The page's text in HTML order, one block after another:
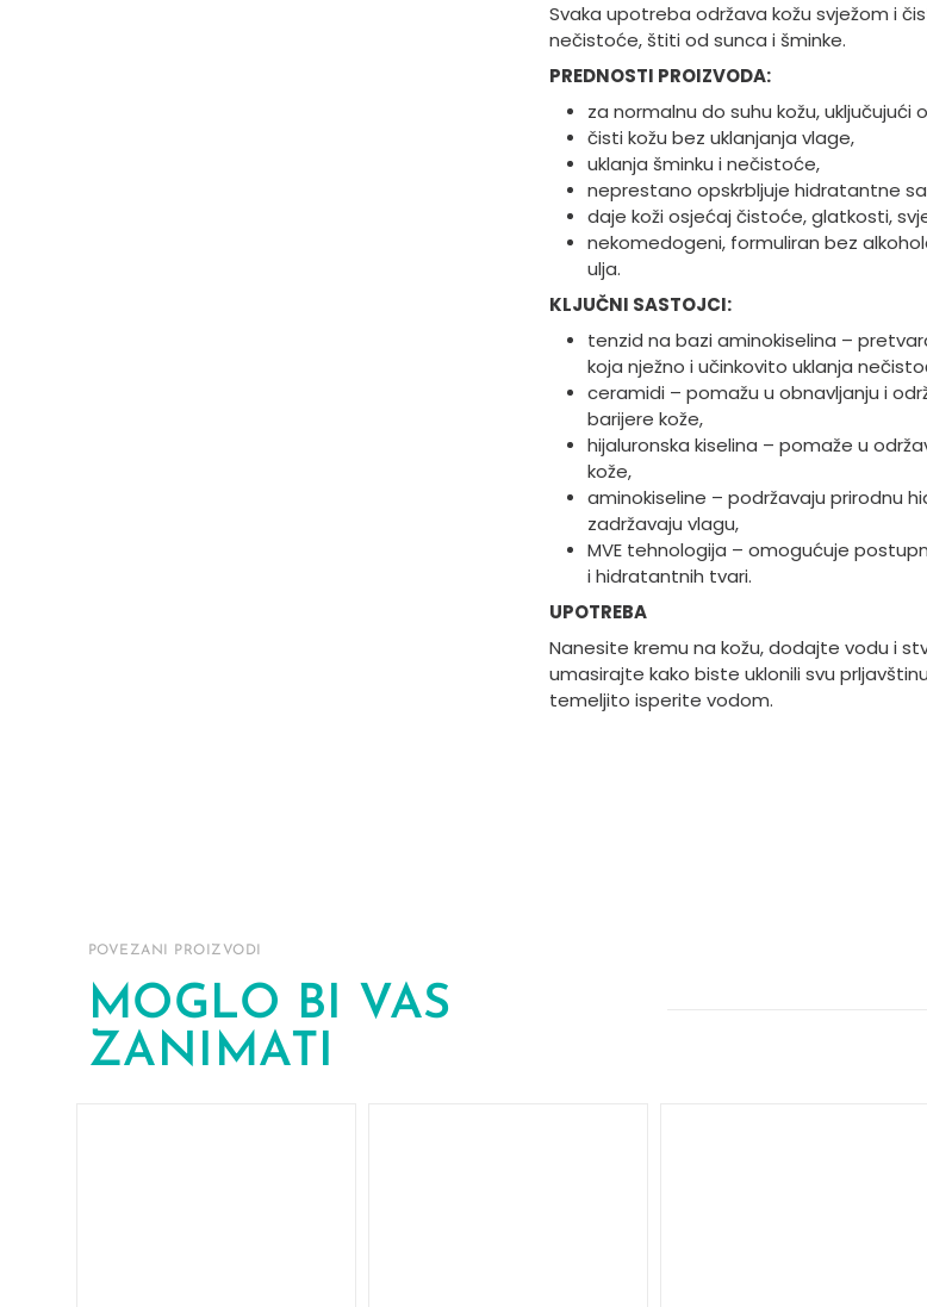
Svaka upotreba održava kožu svježom i
nečistoće, štiti od sunca i šminke.
PREDNOSTI PROIZVODA:
za normalnu do suhu kožu, uključujući
čisti kožu bez uklanjanja vlage,
uklanja šminku i nečistoće,
neprestano opskrbljuje hidratantne
daje koži osjećaj čistoće, glatkosti,
nekomedogeni, formuliran bez
ulja.
KLJUČNI SASTOJCI:
tenzid na bazi aminokiselina –
koja nježno i učinkovito uklanja
ceramidi – pomažu u obnavljanju i
barijere kože,
hijaluronska kiselina – pomaže u
kože,
aminokiseline – podržavaju prirodnu
zadržavaju vlagu,
MVE tehnologija – omogućuje
i hidratantnih tvari.
UPOTREBA
Nanesite kremu na kožu, dodajte vodu i
umasirajte kako biste uklonili svu
temeljito isperite vodom.
POVEZANI PROIZVODI
MOGLO BI VAS
ZANIMATI